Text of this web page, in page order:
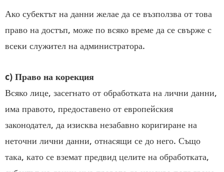
Ако субектът на данни желае да се възползва от това
право на достъп, може по всяко време да се свърже с
всеки служител на администратора.
c) Право на корекция
Всяко лице, засегнато от обработката на лични данни,
има правото, предоставено от европейския
законодател, да изисква незабавно коригиране на
неточни лични данни, отнасящи се до него. Също
така, като се вземат предвид целите на обработката,